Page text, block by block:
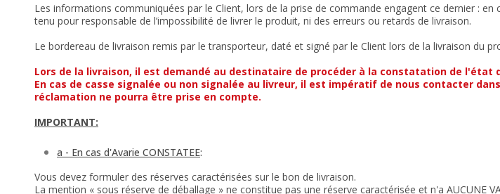
Les informations communiquées par le Client, lors de la prise de commande engagent ce dernier :
tenu pour responsable de l’impossibilité de livrer le produit, ni des erreurs ou retards de livraison.
Le bordereau de livraison remis par le transporteur, daté et signé par le Client lors de la livraison du
Lors de la livraison, il est demandé au destinataire de procéder à la constatation de
En cas de casse signalée ou non signalée au livreur, il est impératif de nous contacter
réclamation ne pourra être prise en compte.
IMPORTANT:
a - En cas d'Avarie CONSTATEE:
Vous devez formuler des réserves caractérisées sur le bon de livraison.
La mention « sous réserve de déballage » ne constitue pas une réserve caractérisée et n'a AUCUNE